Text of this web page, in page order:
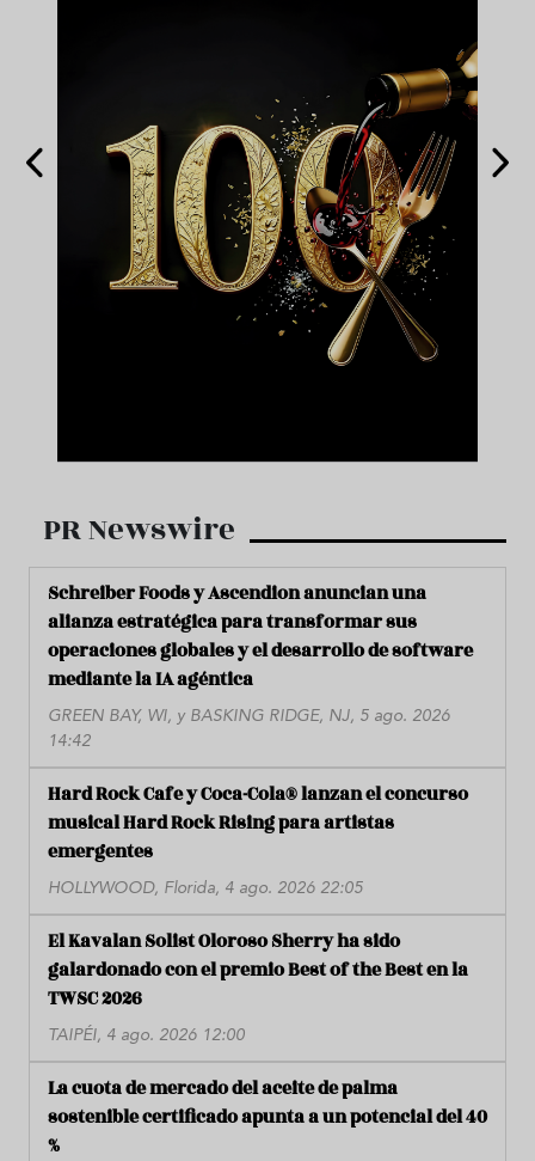
PR Newswire
Schreiber Foods y Ascendion anuncian una
alianza estratégica para transformar sus
operaciones globales y el desarrollo de software
mediante la IA agéntica
GREEN BAY, WI, y BASKING RIDGE, NJ, 5 ago. 2026
14:42
Hard Rock Cafe y Coca-Cola® lanzan el concurso
musical Hard Rock Rising para artistas
emergentes
HOLLYWOOD, Florida, 4 ago. 2026 22:05
El Kavalan Solist Oloroso Sherry ha sido
galardonado con el premio Best of the Best en la
TWSC 2026
TAIPÉI, 4 ago. 2026 12:00
La cuota de mercado del aceite de palma
sostenible certificado apunta a un potencial del 40
%